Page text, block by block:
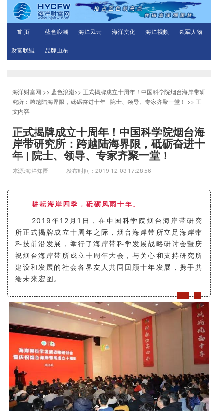
首 页 蓝色浪潮 海洋风云 海洋文化 海洋视频 领军人物
财富联盟 品牌山东
海洋财富网 >> 蓝色浪潮>> 正式揭牌成立十周年！中国科学院烟台海岸带研
究所：跨越陆海界限，砥砺奋进十年 | 院士、领导、专家齐聚一堂！ >> 正
文内容
正式揭牌成立十周年！中国科学院烟台海
岸带研究所：跨越陆海界限，砥砺奋进十
年 | 院士、领导、专家齐聚一堂！
来源:海洋知圈 发布时间：2019-12-03 17:28:56
耕耘海岸四季，砥砺风雨十年。
2019年12月1日，在中国科学院烟台海岸带研究
所正式揭牌成立十周年之际，烟台海岸带所立足海岸带
科技前沿发展，举行了海岸带科学发展战略研讨会暨庆
祝烟台海岸带所成立十周年大会，与关心和支持研究所
建设和发展的社会各界友人共同回顾十年发展，携手共
绘未来宏图。